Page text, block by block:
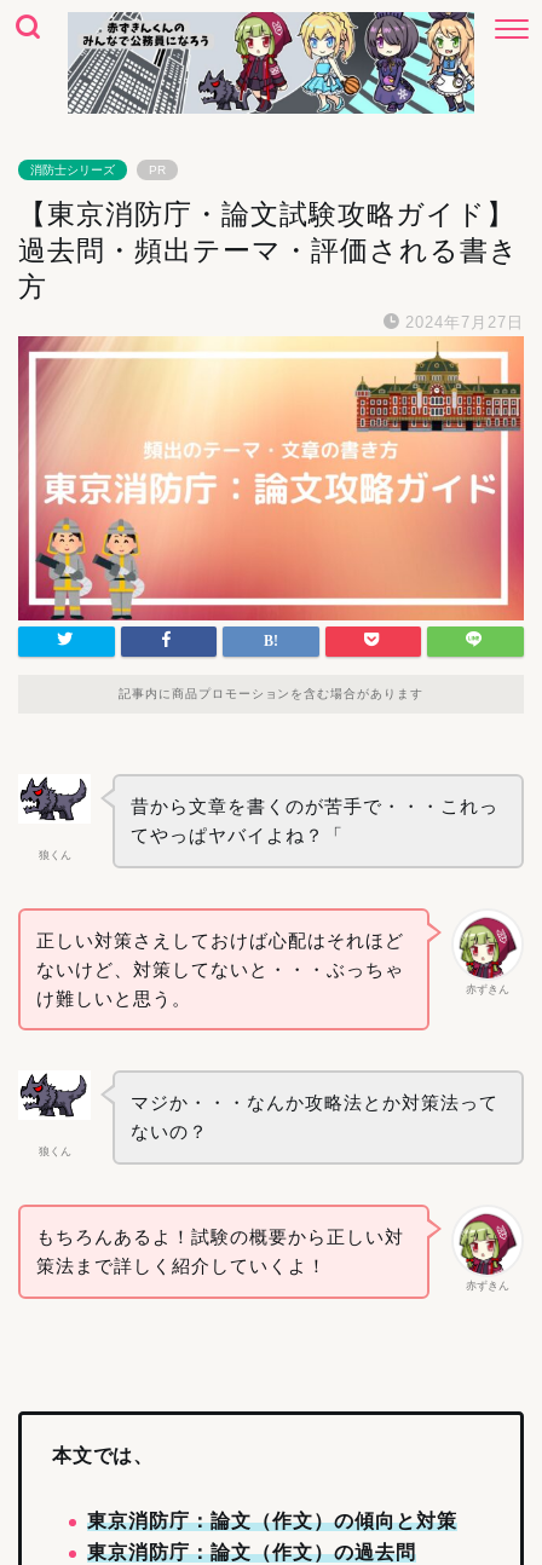
消防士シリーズ PR
【東京消防庁・論文試験攻略ガイド】
過去問・頻出テーマ・評価される書き
方
2024年7月27日
記事内に商品プロモーションを含む場合があります
狼くん
昔から文章を書くのが苦手で・・・これっ
てやっぱヤバイよね？「
赤ずきん
正しい対策さえしておけば心配はそれほど
ないけど、対策してないと・・・ぶっちゃ
け難しいと思う。
狼くん
マジか・・・なんか攻略法とか対策法って
ないの？
赤ずきん
もちろんあるよ！試験の概要から正しい対
策法まで詳しく紹介していくよ！
本文では、
東京消防庁：論文（作文）の傾向と対策
東京消防庁：論文（作文）の過去問